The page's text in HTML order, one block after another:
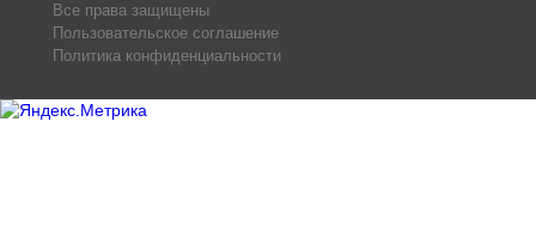
Все права защищены
Пользовательское соглашение
Политика конфиденциальности